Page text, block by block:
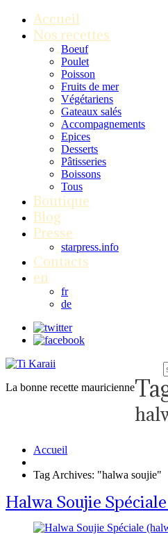
Accueil
Nos recettes
Boeuf
Poulet
Poisson
Fruits de mer
Végétariens
Gateaux salés
Accompagnements
Epices
Desserts
Pâtisseries
Boissons
Tous
Boutique
Blog
Presse
starpress.info
Contacts
en
fr
de
La bonne recette mauricienne
Accueil
Tag Archives: "halwa soujie"
Halwa Soujie